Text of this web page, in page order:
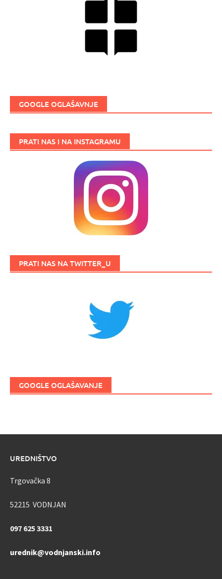
GOOGLE OGLAŠAVNJE
PRATI NAS I NA INSTAGRAMU
PRATI NAS NA TWITTER_U
GOOGLE OGLAŠAVANJE
UREDNIŠTVO
Trgovačka 8
52215 VODNJAN
097 625 3331
urednik@vodnjanski.info